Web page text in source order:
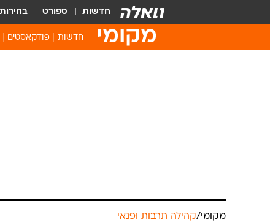
חדשות ספורט בחירות
מקומי חדשות פודקאסטים
מקומי/קהילה תרבות ופנאי